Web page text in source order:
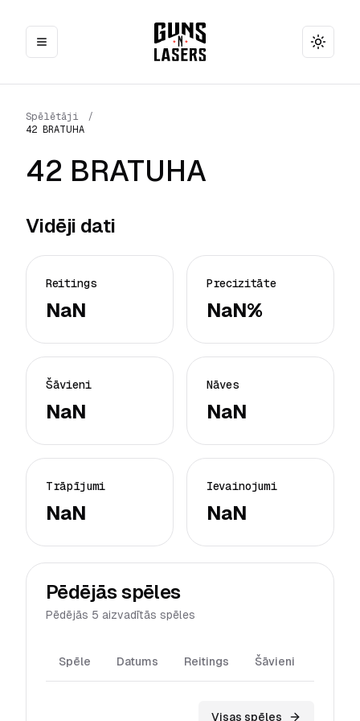
Toggle
Spēlētāji
/
42 BRATUHA
42 BRATUHA
Vidēji dati
Reitings
NaN
Precizitāte
NaN%
Šāvieni
NaN
Nāves
NaN
Trāpījumi
NaN
Ievainojumi
NaN
Pēdējās spēles
Pēdējās 5 aizvadītās spēles
Spēle Datums Reitings Šāvieni
Visas spēles